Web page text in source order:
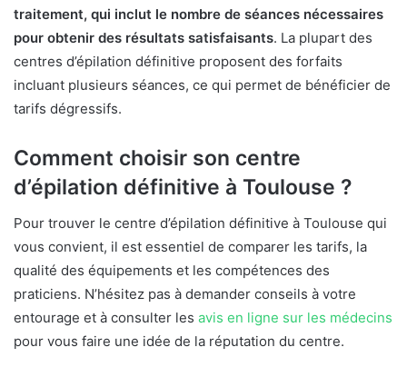
traitement, qui inclut le nombre de séances nécessaires
pour obtenir des résultats satisfaisants. La plupart des
centres d’épilation définitive proposent des forfaits
incluant plusieurs séances, ce qui permet de bénéficier de
tarifs dégressifs.
Comment choisir son centre
d’épilation définitive à Toulouse ?
Pour trouver le centre d’épilation définitive à Toulouse qui
vous convient, il est essentiel de comparer les tarifs, la
qualité des équipements et les compétences des
praticiens. N’hésitez pas à demander conseils à votre
entourage et à consulter les avis en ligne sur les médecins
pour vous faire une idée de la réputation du centre.